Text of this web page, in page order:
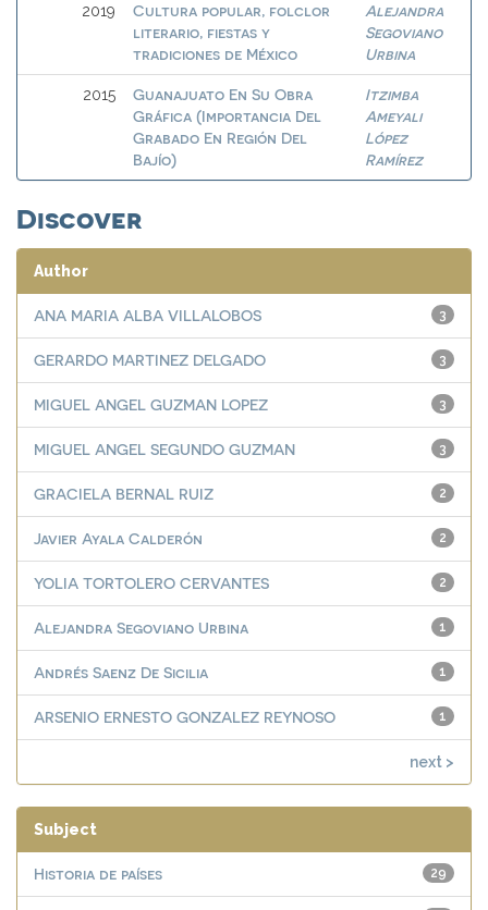
2019
Cultura popular, folclor
literario, fiestas y
tradiciones de México
Alejandra
Segoviano
Urbina
2015
Guanajuato En Su Obra
Gráfica (Importancia Del
Grabado En Región Del
Bajío)
Itzimba
Ameyali
López
Ramírez
Discover
Author
3
ANA MARIA ALBA VILLALOBOS
3
GERARDO MARTINEZ DELGADO
3
MIGUEL ANGEL GUZMAN LOPEZ
3
MIGUEL ANGEL SEGUNDO GUZMAN
2
GRACIELA BERNAL RUIZ
2
Javier Ayala Calderón
2
YOLIA TORTOLERO CERVANTES
1
Alejandra Segoviano Urbina
1
Andrés Saenz De Sicilia
1
ARSENIO ERNESTO GONZALEZ REYNOSO
next >
Subject
29
Historia de países